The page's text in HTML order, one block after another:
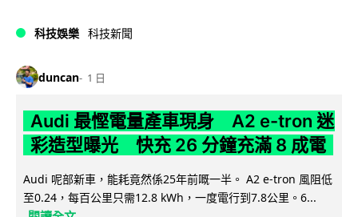
科技娛樂 科技新聞
duncan 1 日
Audi 最慳電量產車現身 A2 e-tron 迷
彩造型曝光 快充 26 分鐘充滿 8 成電
Audi 呢部新車，能耗竟然係25年前嘅一半。 A2 e-tron 風阻低
至0.24，每百公里只需12.8 kWh，一度電行到7.8公里。6...